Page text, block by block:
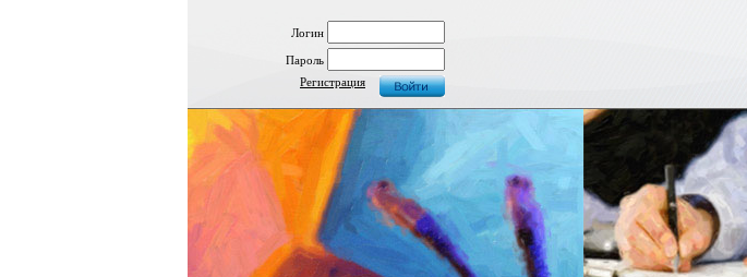
Логин
Пароль
Регистрация